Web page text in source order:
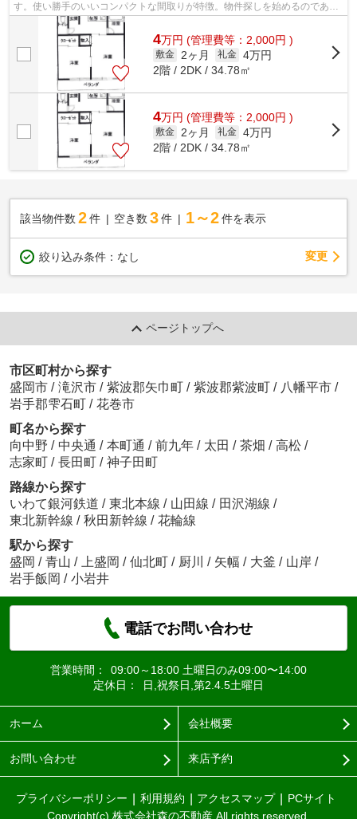
す。使い勝手のいいコンパクトな間取りが特徴。物件探しを始めるのであれ
ば、森の不動産から始めませんか？お客様...
4万円 (管理費等：2,000円 )
敷金 2ヶ月 礼金 4万円
2階 / 2DK / 34.78㎡
4万円 (管理費等：2,000円 )
敷金 2ヶ月 礼金 4万円
2階 / 2DK / 34.78㎡
該当物件数 2件 空き数 3 件 1～2 件を表示
絞り込み条件： なし 変更
ページトップへ
市区町村から探す
盛岡市 / 滝沢市 / 紫波郡矢巾町 / 紫波郡紫波町 / 八幡平市 /
岩手郡雫石町 / 花巻市
町名から探す
向中野 / 中央通 / 本町通 / 前九年 / 太田 / 茶畑 / 高松 /
志家町 / 長田町 / 神子田町
路線から探す
いわて銀河鉄道 / 東北本線 / 山田線 / 田沢湖線 /
東北新幹線 / 秋田新幹線 / 花輪線
駅から探す
盛岡 / 青山 / 上盛岡 / 仙北町 / 厨川 / 矢幅 / 大釜 / 山岸 /
岩手飯岡 / 小岩井
電話でお問い合わせ
営業時間：
09:00～18:00 土曜日のみ09:00〜14:00
定休日：
日,祝祭日,第2.4.5土曜日
ホーム 会社概要
お問い合わせ 来店予約
プライバシーポリシー 利用規約 アクセスマップ
PCサイト
Copyright(c) 株式会社森の不動産 All rights reserved.